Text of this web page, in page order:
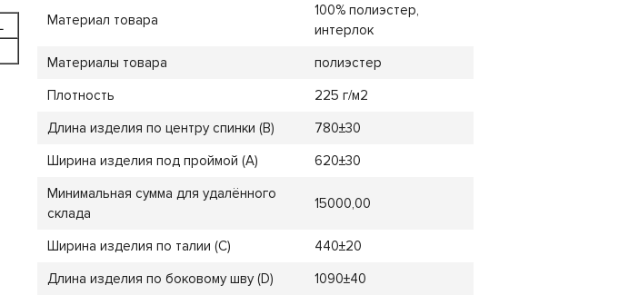
Материал товара
100% полиэстер,
интерлок
Материалы товара
полиэстер
Плотность
225 г/м2
Длина изделия по центру спинки (B)
780±30
Ширина изделия под проймой (A)
620±30
Минимальная сумма для удалённого
склада
15000,00
Ширина изделия по талии (C)
440±20
Длина изделия по боковому шву (D)
1090±40